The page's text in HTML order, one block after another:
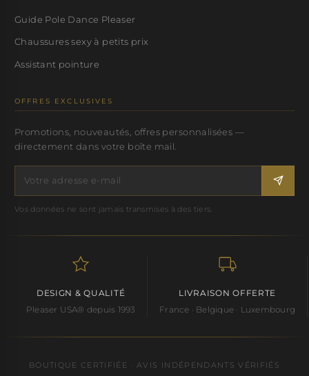
Guide Pole Dance Pleaser
Chaussures sexy à petits prix
Assistant pointure
OFFRES EXCLUSIVES
Promotions, nouveautés, offres personnalisées —
directement dans votre boîte mail.
Vos données ne sont jamais transmises à des tiers.
DESIGN & QUALITÉ
Pleaser USA® depuis 1993
LIVRAISON OFFERTE
France · Belgique · Luxembourg
BOUTIQUE CERTIFIÉE · AVIS INDÉPENDANTS VÉRIFIÉS